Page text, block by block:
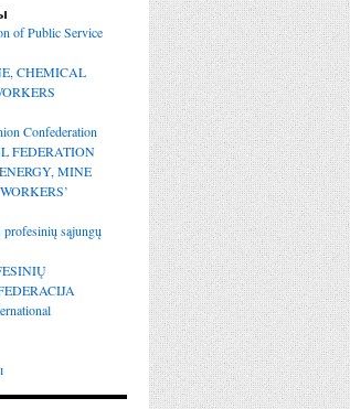
of Public Service
CHEMICAL
Confederation
FEDERATION
MINE
sąjungų